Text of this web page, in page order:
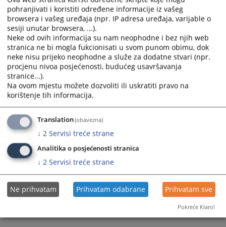
Prateći dokumenti
Plan nabavki 2022
Izmjena Plana nabavki 2022 I
Izmjena Plana nabavki 2022 II
Izmjena Plana nabavki 2022 III
638PREGLEDA
pohranjivati i koristiti određene informacije iz vašeg
browsera i vašeg uređaja (npr. IP adresa uređaja, varijable o
sesiji unutar browsera, ...).
Neke od ovih informacija su nam neophodne i bez njih web
stranica ne bi mogla fukcionisati u svom punom obimu, dok
neke nisu prijeko neophodne a služe za dodatne stvari (npr.
procjenu nivoa posjećenosti, budućeg usavršavanja
stranice...).
Na ovom mjestu možete dozvoliti ili uskratiti pravo na
korištenje tih informacija.
Translation(obavezna)
↓ 2 Servisi treće strane
Analitika o posjećenosti stranica
↓ 2 Servisi treće strane
Ne prihvatam Prihvatam odabrane Prihvatam sve
Pokreće Klaro!